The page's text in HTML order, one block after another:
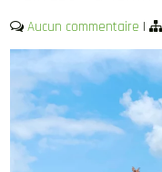
Aucun commentaire |